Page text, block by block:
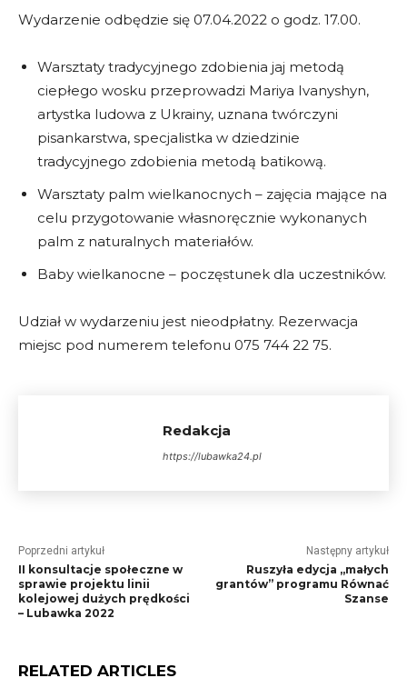
Wydarzenie odbędzie się 07.04.2022 o godz. 17.00.
Warsztaty tradycyjnego zdobienia jaj metodą
ciepłego wosku przeprowadzi Mariya Ivanyshyn,
artystka ludowa z Ukrainy, uznana twórczyni
pisankarstwa, specjalistka w dziedzinie
tradycyjnego zdobienia metodą batikową.
Warsztaty palm wielkanocnych – zajęcia mające na
celu przygotowanie własnoręcznie wykonanych
palm z naturalnych materiałów.
Baby wielkanocne – poczęstunek dla uczestników.
Udział w wydarzeniu jest nieodpłatny. Rezerwacja
miejsc pod numerem telefonu 075 744 22 75.
Redakcja
https://lubawka24.pl
Poprzedni artykuł
II konsultacje społeczne w
sprawie projektu linii
kolejowej dużych prędkości
– Lubawka 2022
Następny artykuł
Ruszyła edycja „małych
grantów” programu Równać
Szanse
RELATED ARTICLES